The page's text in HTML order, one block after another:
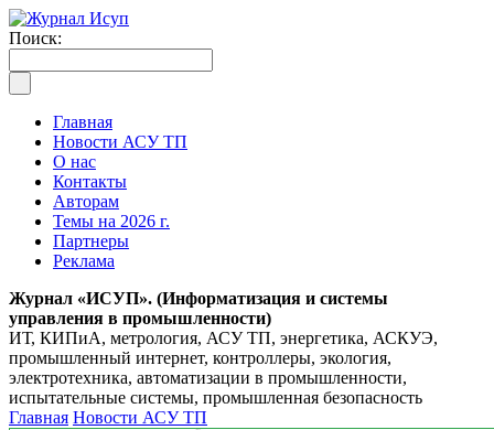
Поиск:
Главная
Новости АСУ ТП
О нас
Контакты
Авторам
Темы на 2026 г.
Партнеры
Реклама
Журнал «ИСУП». (Информатизация и системы
управления в промышленности)
ИТ, КИПиА, метрология, АСУ ТП, энергетика, АСКУЭ,
промышленный интернет, контроллеры, экология,
электротехника, автоматизации в промышленности,
испытательные системы, промышленная безопасность
Главная Новости АСУ ТП